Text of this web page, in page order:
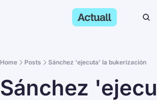
Home Posts Sánchez 'ejecuta' la bukerización
Sánchez